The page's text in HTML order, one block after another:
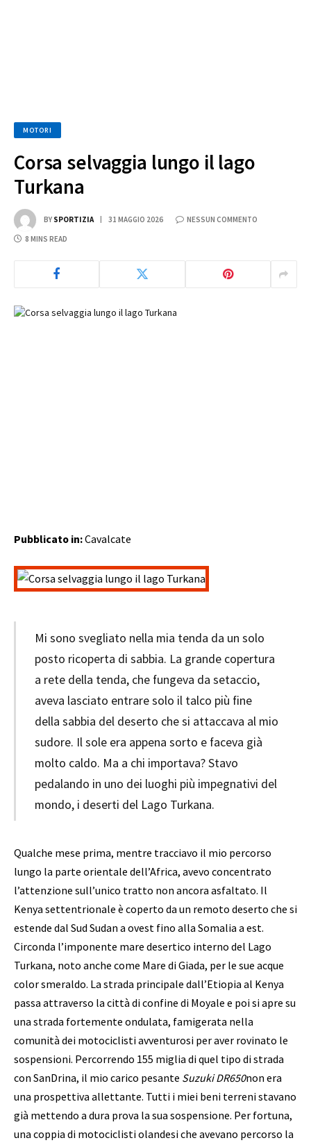
MOTORI
Corsa selvaggia lungo il lago
Turkana
BY SPORTIZIA 31 MAGGIO 2026 NESSUN COMMENTO
8 MINS READ
Pubblicato in:Cavalcate
Mi sono svegliato nella mia tenda da un solo
posto ricoperta di sabbia. La grande copertura
a rete della tenda, che fungeva da setaccio,
aveva lasciato entrare solo il talco più fine
della sabbia del deserto che si attaccava al mio
sudore. Il sole era appena sorto e faceva già
molto caldo. Ma a chi importava? Stavo
pedalando in uno dei luoghi più impegnativi del
mondo, i deserti del Lago Turkana.
Qualche mese prima, mentre tracciavo il mio percorso
lungo la parte orientale dell’Africa, avevo concentrato
l’attenzione sull’unico tratto non ancora asfaltato. Il
Kenya settentrionale è coperto da un remoto deserto che si
estende dal Sud Sudan a ovest fino alla Somalia a est.
Circonda l’imponente mare desertico interno del Lago
Turkana, noto anche come Mare di Giada, per le sue acque
color smeraldo. La strada principale dall’Etiopia al Kenya
passa attraverso la città di confine di Moyale e poi si apre su
una strada fortemente ondulata, famigerata nella
comunità dei motociclisti avventurosi per aver rovinato le
sospensioni. Percorrendo 155 miglia di quel tipo di strada
con SanDrina, il mio carico pesante Suzuki DR650non era
una prospettiva allettante. Tutti i miei beni terreni stavano
già mettendo a dura prova la sua sospensione. Per fortuna,
una coppia di motociclisti olandesi che avevano percorso la